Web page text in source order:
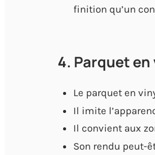
finition qu’un
4. Parquet
Le parquet en
Il imite
Il convient aux
Son rendu peut-